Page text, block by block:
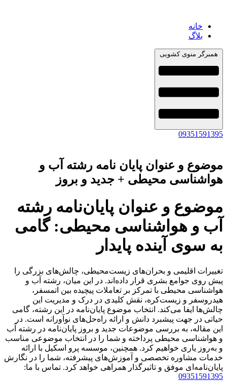
خانه
بلاگ
همبرگر منوی کشویی
09351591395
موضوع و عنوان پایان نامه رشته آب و
هواشناسی محیطی + جدید و بروز
موضوع و عنوان پایان‌نامه رشته
آب و هواشناسی محیطی: گامی
به سوی آینده پایدار
تغییرات اقلیمی و بحران‌های زیست‌محیطی، چالش‌های بزرگی را
پیش روی جوامع بشری قرار داده‌اند. در این میان، رشته آب و
هواشناسی محیطی با تمرکز بر تعاملات پیچیده بین اتمسفر،
هیدروسفر و زیست‌کره، نقش کلیدی در درک و مدیریت این
چالش‌ها ایفا می‌کند. انتخاب موضوع پایان‌نامه در این رشته، گامی
حیاتی در جهت پیشبرد دانش و ارائه راه‌حل‌های نوآورانه است. در
این مقاله، به بررسی موضوعات جدید و بروز پایان‌نامه در رشته آب
و هواشناسی محیطی پرداخته و شما را در انتخاب موضوعی مناسب
و به‌روز یاری خواهیم کرد. همچنین، موسسه پرو اسکیل با ارائه
خدمات مشاوره تخصصی و آموزش‌های پیشرفته، شما را در نگارش
پایان‌نامه‌ای موفق و تاثیرگذار همراهی خواهد کرد. تماس با ما:
09351591395